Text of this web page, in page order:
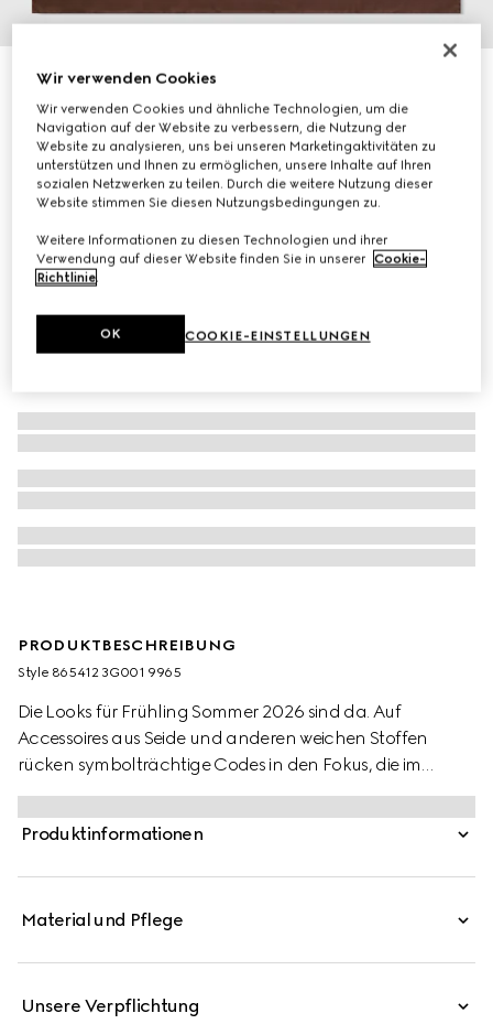
Vierecktuch aus Seidentwill mit Print
€ 490
Variantenbraun und hellbraun
PRODUKTBESCHREIBUNG
Style ‎865412 3G001 9965
Die Looks für Frühling Sommer 2026 sind da. Auf
Accessoires aus Seide und anderen weichen Stoffen
rücken symbolträchtige Codes in den Fokus, die im
Rahmen der La Famiglia Kollektion neue kreative Impulse
erhalten. Hier ist es ein GG Print, der als durchgehendes
Muster erscheint und diesem Vierecktuch aus Seidentwill
Produktinformationen
Material und Pflege
Unsere Verpflichtung
Wir verwenden Cookies
Wir verwenden Cookies und ähnliche Technologien, um die
Navigation auf der Website zu verbessern, die Nutzung der
Website zu analysieren, uns bei unseren Marketingaktivitäten zu
unterstützen und Ihnen zu ermöglichen, unsere Inhalte auf Ihren
sozialen Netzwerken zu teilen. Durch die weitere Nutzung dieser
Website stimmen Sie diesen Nutzungsbedingungen zu.
Weitere Informationen zu diesen Technologien und ihrer
Verwendung auf dieser Website finden Sie in unserer Cookie-
Richtlinie.
COOKIE-EINSTELLUNGEN
OK